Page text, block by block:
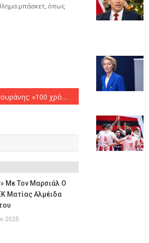
μπάσκετ, όπως
Κατσουράνης: «100 χρόνια ισόβιας ιστορίας!»
Με Τον Μαρσιάλ Ο
Ματίας Αλμέιδα
2025